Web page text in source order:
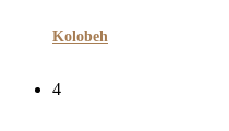
Kolobeh
4